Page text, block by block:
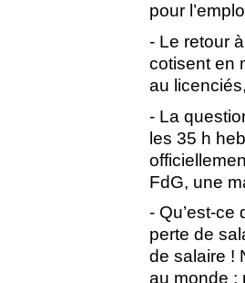
pour
- Le retour
cotisent en
au
- La
les 35 h
FdG, une
- Qu’est-ce
perte de
de salaire !
au monde ;